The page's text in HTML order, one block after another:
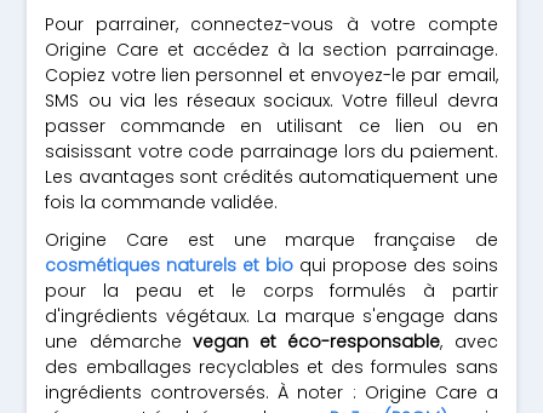
Pour parrainer, connectez-vous à votre compte
Origine Care et accédez à la section parrainage.
Copiez votre lien personnel et envoyez-le par email,
SMS ou via les réseaux sociaux. Votre filleul devra
passer commande en utilisant ce lien ou en
saisissant votre code parrainage lors du paiement.
Les avantages sont crédités automatiquement une
fois la commande validée.
Origine Care est une marque française de
cosmétiques naturels et bio qui propose des soins
pour la peau et le corps formulés à partir
d'ingrédients végétaux. La marque s'engage dans
une démarche vegan et éco-responsable, avec
des emballages recyclables et des formules sans
ingrédients controversés. À noter : Origine Care a